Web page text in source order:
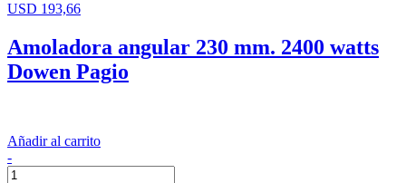
USD 193,66
Amoladora angular 230 mm. 2400 watts
Dowen Pagio
Añadir al carrito
-